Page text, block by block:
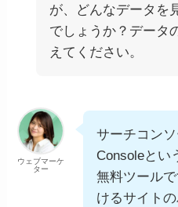
が、どんなデータを
でしょうか？データ
えてください。
ウェブマーケ
ター
サーチコン
Consoleとい
無料ツール
けるサイト